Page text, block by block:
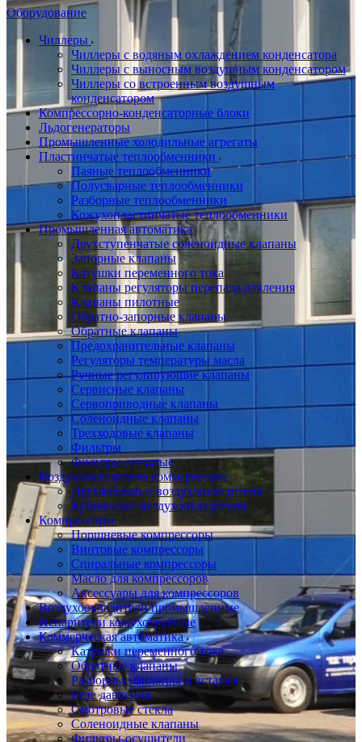
Оборудование
Чиллеры
Чиллеры с водяным охлаждением конденсатора
Чиллеры с выносным воздушным конденсатором
Чиллеры со встроенным воздушным
конденсатором
Компрессорно-конденсаторные блоки
Льдогенераторы
Промышленные холодильные агрегаты
Пластинчатые теплообменники
Паяные теплообменники
Полусварные теплообменники
Разборные теплообменники
Кожухопластинчатые теплообменники
Промышленная автоматика
Двухступенчатые соленоидные клапаны
Запорные клапаны
Катушки переменного тока
Клапаны регуляторы перепада давления
Клапаны пилотные
Обратно-запорные клапаны
Обратные клапаны
Предохранительные клапаны
Регуляторы температуры масла
Ручные регулирующие клапаны
Сервисные клапаны
Сервоприводные клапаны
Соленоидные клапаны
Трехходовые клапаны
Фильтры
Фильтры сетчатые
Воздухоохладители коммерческие
Двухпоточные воздухоохладители
Кубические воздухоохладители
Компрессоры
Поршневые компрессоры
Винтовые компрессоры
Спиральные компрессоры
Масло для компрессоров
Аксессуары для компрессоров
Воздухоохладители промышленные
Испарители кожухотрубные
Коммерческая автоматика
Катушки переменного тока
Обратные клапаны
Разборные фильтры и вставки
Реле давления
Смотровые стекла
Соленоидные клапаны
Фильтры-осушители